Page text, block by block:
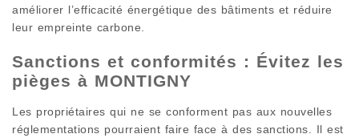
améliorer l’efficacité énergétique des bâtiments et réduire
leur empreinte carbone.
Sanctions et conformités : Évitez les
pièges à MONTIGNY
Les propriétaires qui ne se conforment pas aux nouvelles
réglementations pourraient faire face à des sanctions. Il est